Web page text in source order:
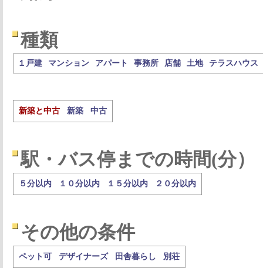
種類
１戸建 マンション アパート 事務所 店舗 土地 テラスハウス
新築と中古 新築 中古
駅・バス停までの時間(分）
５分以内 １０分以内 １５分以内 ２０分以内
その他の条件
ペット可 デザイナーズ 田舎暮らし 別荘